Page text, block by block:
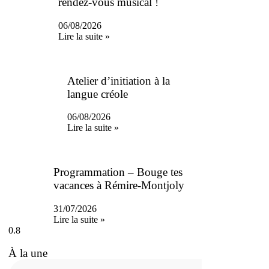
06/08/2026
Lire la suite »
Atelier d’initiation à la
langue créole
06/08/2026
Lire la suite »
Programmation – Bouge tes
vacances à Rémire-Montjoly
31/07/2026
Lire la suite »
À la une